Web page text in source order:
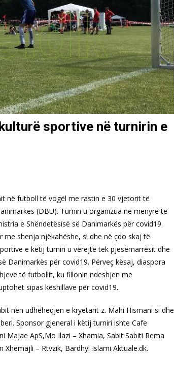
sportive në turnirin e
në futboll të vogël me rastin e 30 vjetorit të
(DBU). Turniri u organizua në mënyrë të
e Shëndetësisë së Danimarkës për covid19.
shenja njëkahëshe, si dhe në çdo skaj të
e këtij turniri u vërejtë tek pjesëmarrësit dhe
Danimarkës për covid19. Përveç kësaj, diaspora
të futbollit, ku fillonin ndeshjen me
sipas këshillave për covid19.
nën udhëheqjen e kryetarit z. Mahi Hismani si dhe
Sponsor gjeneral i këtij turniri ishte Cafe
ApS,Mo Ilazi – Xhamia, Sabit Sabiti Rema
– Rtvzik, Bardhyl Islami Aktuale.dk.